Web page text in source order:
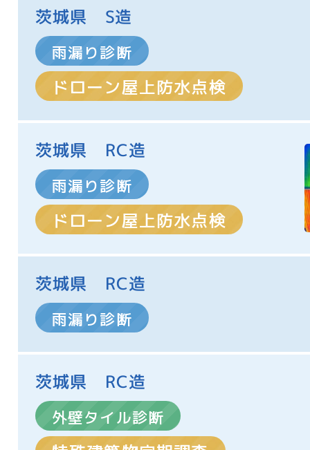
茨城県 S造
雨漏り診断
ドローン屋上防水点検
茨城県 RC造
雨漏り診断
ドローン屋上防水点検
茨城県 RC造
雨漏り診断
茨城県 RC造
外壁タイル診断